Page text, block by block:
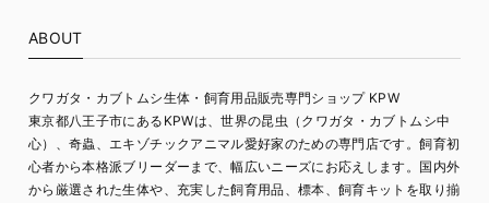
ABOUT
クワガタ・カブトムシ生体・飼育用品販売専門ショップ KPW
東京都八王子市にあるKPWは、世界の昆虫（クワガタ・カブトムシ中
心）、奇蟲、エキゾチックアニマル愛好家のための専門店です。飼育初
心者から本格派ブリーダーまで、幅広いニーズにお応えします。国内外
から厳選された生体や、充実した飼育用品、標本、飼育キットを取り揃